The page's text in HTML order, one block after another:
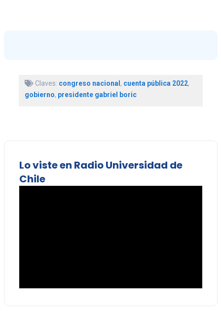
Claves: congreso nacional, cuenta pública 2022,
gobierno, presidente gabriel boric
Lo viste en Radio Universidad de
Chile